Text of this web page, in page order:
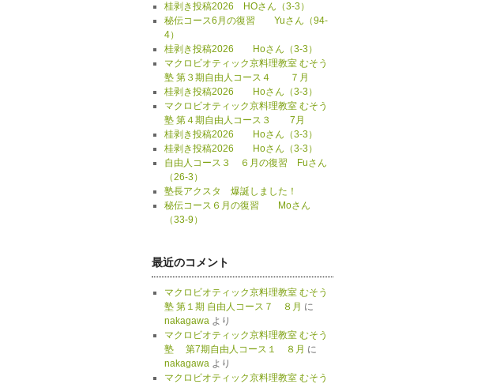
桂剥き投稿2026 HOさん（3-3）
秘伝コース6月の復習 Yuさん（94-
4）
桂剥き投稿2026 Hoさん（3-3）
マクロビオティック京料理教室 むそう
塾 第３期自由人コース４ ７月
桂剥き投稿2026 Hoさん（3-3）
マクロビオティック京料理教室 むそう
塾 第４期自由人コース３ 7月
桂剥き投稿2026 Hoさん（3-3）
桂剥き投稿2026 Hoさん（3-3）
自由人コース３ ６月の復習 Fuさん
（26-3）
塾長アクスタ 爆誕しました！
秘伝コース６月の復習 Moさん
（33-9）
最近のコメント
マクロビオティック京料理教室 むそう
塾 第１期 自由人コース７ ８月 に
nakagawaより
マクロビオティック京料理教室 むそう
塾 第7期自由人コース１ ８月 に
nakagawaより
マクロビオティック京料理教室 むそう